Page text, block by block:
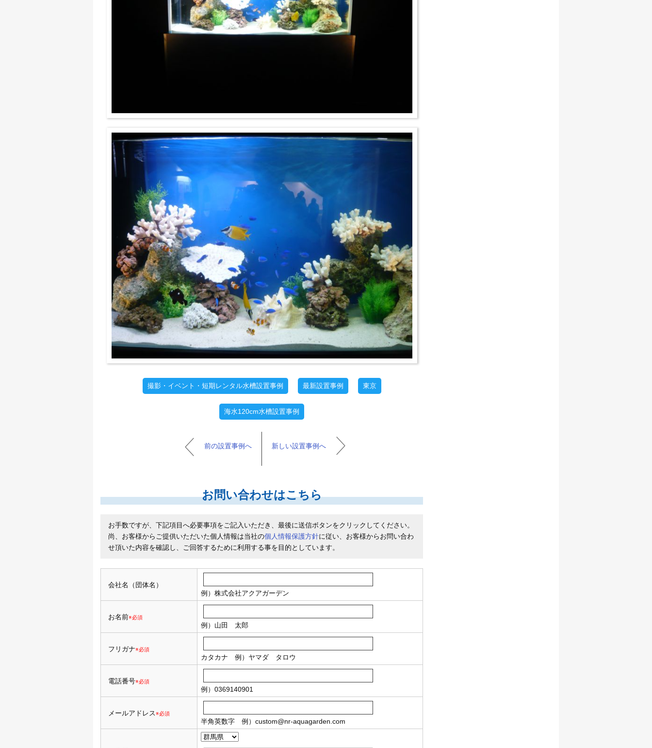
撮影・イベント・短期レンタル水槽設置事例 最新設置事例 東京
海水120cm水槽設置事例
前の設置事例へ 新しい設置事例へ
お問い合わせはこちら
お手数ですが、下記項目へ必要事項をご記入いただき、最後に送信ボタンをクリックしてください。
尚、お客様からご提供いただいた個人情報は当社の個人情報保護方針に従い、お客様からお問い合わ
せ頂いた内容を確認し、ご回答するために利用する事を目的としています。
会社名（団体名）
例）株式会社アクアガーデン
お名前※必須
例）山田 太郎
フリガナ※必須
カタカナ 例）ヤマダ タロウ
電話番号※必須
例）0369140901
メールアドレス※必須
半角英数字 例） custom@nr-aquagarden.com